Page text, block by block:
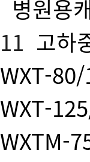
병원용
11 고하
WXT-
WXT-
WXTM-